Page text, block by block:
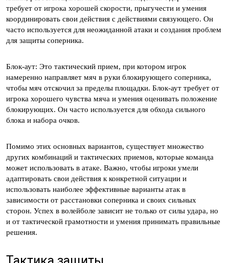
требует от игрока хорошей скорости, прыгучести и умения
координировать свои действия с действиями связующего. Он
часто используется для неожиданной атаки и создания проблем
для защиты соперника.
Блок-аут: Это тактический прием, при котором игрок
намеренно направляет мяч в руки блокирующего соперника,
чтобы мяч отскочил за пределы площадки. Блок-аут требует от
игрока хорошего чувства мяча и умения оценивать положение
блокирующих. Он часто используется для обхода сильного
блока и набора очков.
Помимо этих основных вариантов, существует множество
других комбинаций и тактических приемов, которые команда
может использовать в атаке. Важно, чтобы игроки умели
адаптировать свои действия к конкретной ситуации и
использовать наиболее эффективные варианты атак в
зависимости от расстановки соперника и своих сильных
сторон. Успех в волейболе зависит не только от силы удара, но
и от тактической грамотности и умения принимать правильные
решения.